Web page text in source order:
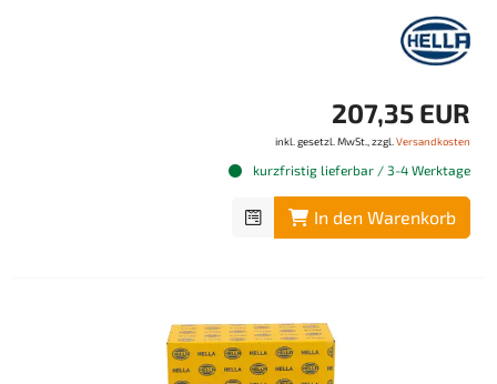
207,35 EUR
inkl. gesetzl. MwSt., zzgl. Versandkosten
kurzfristig lieferbar / 3-4 Werktage
In den Warenkorb